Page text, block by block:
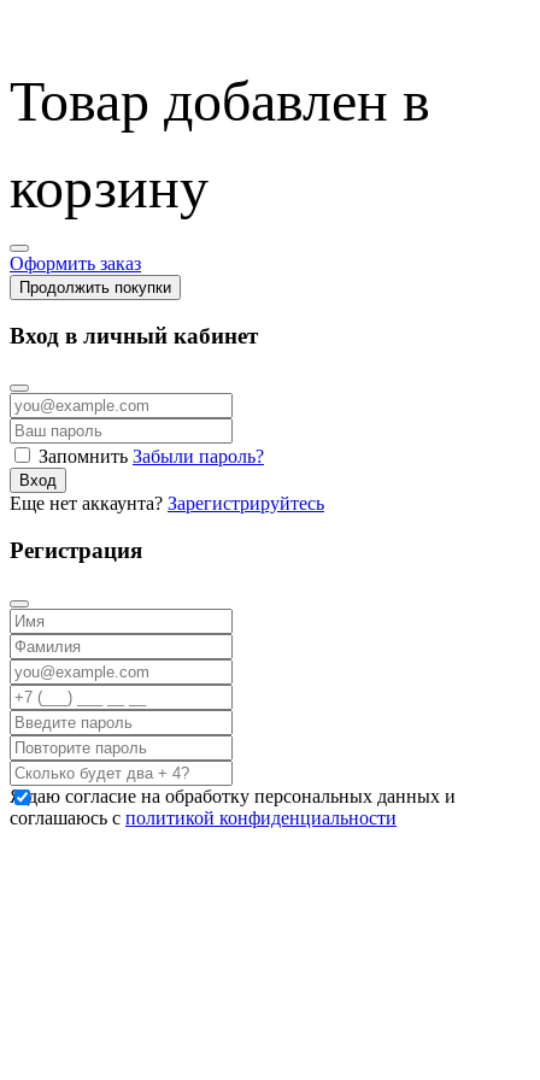
Товар добавлен в
корзину
Оформить заказ
Продолжить покупки
Вход в личный кабинет
Запомнить Забыли пароль?
Вход
Еще нет аккаунта? Зарегистрируйтесь
Регистрация
Я даю согласие на обработку персональных данных и
соглашаюсь с политикой конфиденциальности